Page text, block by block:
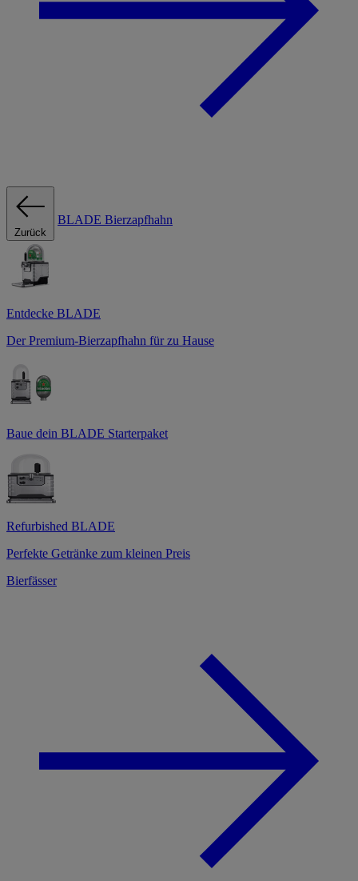
Zurück
BLADE Bierzapfhahn
Entdecke BLADE
Der Premium-Bierzapfhahn für zu Hause
Baue dein BLADE Starterpaket
Refurbished BLADE
Perfekte Getränke zum kleinen Preis
Bierfässer